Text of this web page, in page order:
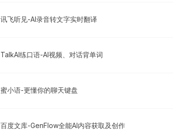
讯飞听见-AI录音转文字实时翻译
TalkAI练口语-AI视频、对话背单词
蜜小语-更懂你的聊天键盘
百度文库-GenFlow全能AI内容获取及创作